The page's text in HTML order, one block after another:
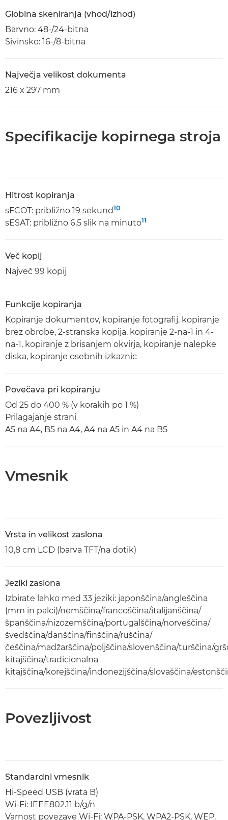
Globina skeniranja (vhod/izhod)
Barvno: 48-/24-bitna
Sivinsko: 16-/8-bitna
Največja velikost dokumenta
216 x 297 mm
Specifikacije kopirnega stroja
Hitrost kopiranja
sFCOT: približno 19 sekund10
sESAT: približno 6,5 slik na minuto11
Več kopij
Največ 99 kopij
Funkcije kopiranja
Kopiranje dokumentov, kopiranje fotografij, kopiranje
brez obrobe, 2-stranska kopija, kopiranje 2-na-1 in 4-
na-1, kopiranje z brisanjem okvirja, kopiranje nalepke
diska, kopiranje osebnih izkaznic
Povečava pri kopiranju
Od 25 do 400 % (v korakih po 1 %)
Prilagajanje strani
A5 na A4, B5 na A4, A4 na A5 in A4 na B5
Vmesnik
Vrsta in velikost zaslona
10,8 cm LCD (barva TFT/na dotik)
Jeziki zaslona
Izbirate lahko med 33 jeziki: japonščina/angleščina
(mm in palci)/nemščina/francoščina/italijanščina/
španščina/nizozemščina/portugalščina/norveščina/
švedščina/danščina/finščina/ruščina/
češčina/madžarščina/poljščina/slovenščina/turščina/
kitajščina/tradicionalna
kitajščina/korejščina/indonezijščina/slovaščina/
Povezljivost
Standardni vmesnik
Hi-Speed USB (vrata B)
Wi-Fi: IEEE802.11 b/g/n
Varnost povezave Wi-Fi: WPA-PSK, WPA2-PSK, WEP,